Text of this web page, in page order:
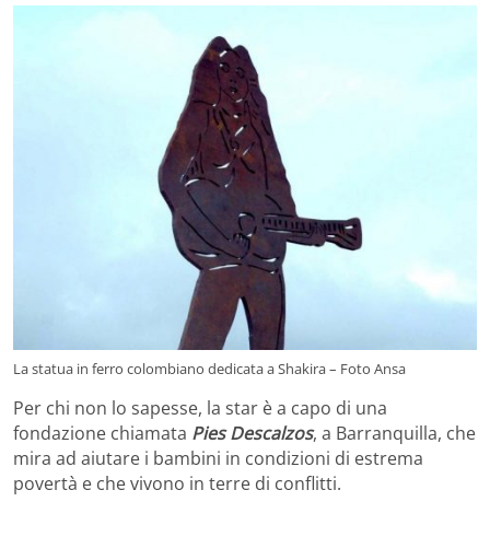
La statua in ferro colombiano dedicata a Shakira – Foto Ansa
Per chi non lo sapesse, la star è a capo di una
fondazione chiamata Pies Descalzos, a Barranquilla, che
mira ad aiutare i bambini in condizioni di estrema
povertà e che vivono in terre di conflitti.